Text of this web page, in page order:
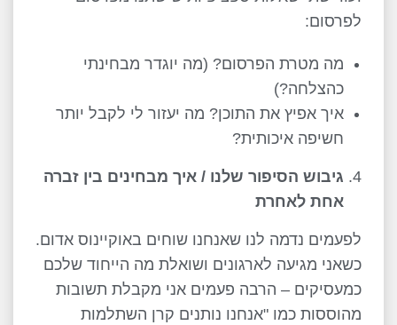
לפרסום:
מה מטרת הפרסום? (מה יוגדר מבחינתי
כהצלחה?)
איך אפיץ את התוכן? מה יעזור לי לקבל יותר
חשיפה איכותית?
גיבוש הסיפור שלנו / איך מבחינים בין זברה
אחת לאחרת
לפעמים נדמה לנו שאנחנו שוחים באוקיינוס אדום.
כשאני מגיעה לארגונים ושואלת מה הייחוד שלכם
כמעסיקים – הרבה פעמים אני מקבלת תשובות
מהוססות כמו "אנחנו נותנים קרן השתלמות